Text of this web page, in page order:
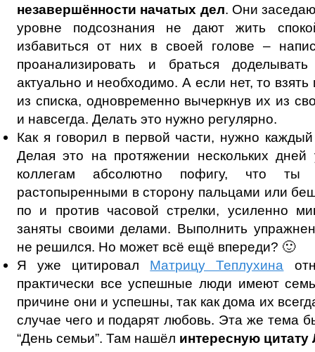
незавершённости начатых дел. Они
уровне подсознания не дают жить
избавиться от них в своей голове –
проанализировать и браться
актуально и необходимо. А если нет, то взять
из списка, одновременно вычеркнув их из
и навсегда. Делать это нужно регулярно.
Как я говорил в первой части, нужно
Делая это на протяжении нескольких
коллегам абсолютно пофигу, что
растопыренными в сторону пальцами или
по и против часовой стрелки, усиленно
заняты своими делами. Выполнить
не решился. Но может всё ещё впереди? 🙂
Я уже цитировал Матрицу Теплухина
практически все успешные люди имеют
причине они и успешны, так как дома их
случае чего и подарят любовь. Эта же тема
“День семьи”. Там нашёл интересную цитату